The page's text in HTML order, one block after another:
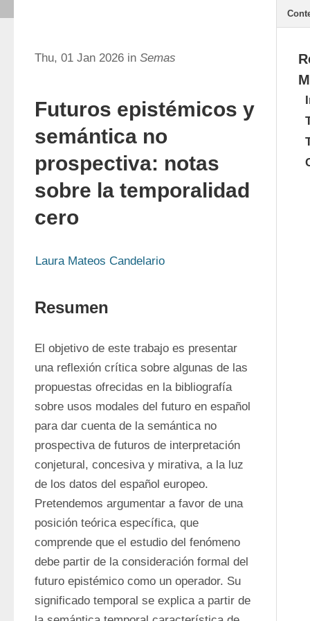
Thu, 01 Jan 2026 in Semas
Futuros epistémicos y
semántica no
prospectiva: notas
sobre la temporalidad
cero
Laura Mateos Candelario
Resumen
El objetivo de este trabajo es presentar
una reflexión crítica sobre algunas de las
propuestas ofrecidas en la bibliografía
sobre usos modales del futuro en español
para dar cuenta de la semántica no
prospectiva de futuros de interpretación
conjetural, concesiva y mirativa, a la luz
de los datos del español europeo.
Pretendemos argumentar a favor de una
posición teórica específica, que
comprende que el estudio del fenómeno
debe partir de la consideración formal del
futuro epistémico como un operador. Su
significado temporal se explica a partir de